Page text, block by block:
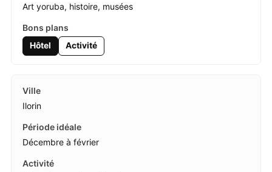
Art yoruba, histoire, musées
Hôtel Activité
Ilorin
Décembre à février